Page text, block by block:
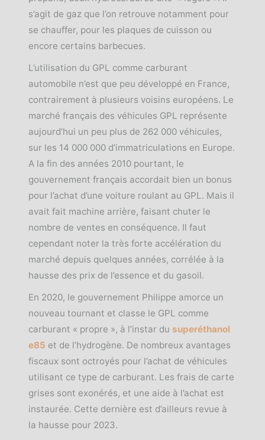
s’agit de gaz que l’on retrouve notamment pour
se chauffer, pour les plaques de cuisson ou
encore certains barbecues.
L’utilisation du GPL comme carburant
automobile n’est que peu développé en France,
contrairement à plusieurs voisins européens. Le
marché français des véhicules GPL représente
aujourd’hui un peu plus de 262 000 véhicules,
sur les 14 000 000 d’immatriculations en Europe.
A la fin des années 2010 pourtant, le
gouvernement français accordait bien un bonus
pour l’achat d’une voiture roulant au GPL. Mais il
avait fait machine arrière, faisant chuter le
nombre de ventes en conséquence. Il faut
cependant noter la très forte accélération du
marché depuis quelques années, corrélée à la
hausse des prix de l’essence et du gasoil.
En 2020, le gouvernement Philippe amorce un
nouveau tournant et classe le GPL comme
carburant « propre », à l’instar du superéthanol
e85 et de l’hydrogène. De nombreux avantages
fiscaux sont octroyés pour l’achat de véhicules
utilisant ce type de carburant. Les frais de carte
grises sont exonérés, et une aide à l’achat est
instaurée. Cette dernière est d’ailleurs revue à
la hausse pour 2023.